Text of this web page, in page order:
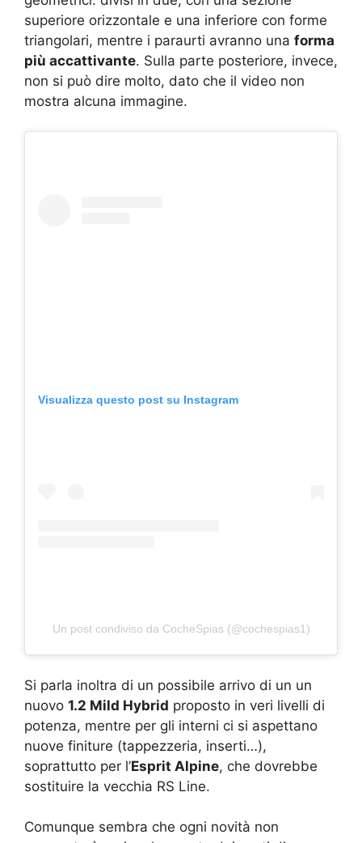
superiore orizzontale e una inferiore con forme
triangolari, mentre i paraurti avranno una forma
più accattivante. Sulla parte posteriore, invece,
non si può dire molto, dato che il video non
mostra alcuna immagine.
Visualizza questo post su Instagram
Un post condiviso da CocheSpias (@cochespias1)
Si parla inoltra di un possibile arrivo di un un
nuovo 1.2 Mild Hybrid proposto in veri livelli di
potenza, mentre per gli interni ci si aspettano
nuove finiture (tappezzeria, inserti…),
soprattutto per l’Esprit Alpine, che dovrebbe
sostituire la vecchia RS Line.
Comunque sembra che ogni novità non